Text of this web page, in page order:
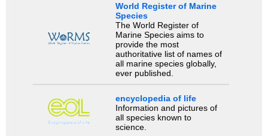
World Register of Marine
Species
The World Register of
Marine Species aims to
provide the most
authoritative list of names of
all marine species globally,
ever published.
encyclopedia of life
Information and pictures of
all species known to
science.